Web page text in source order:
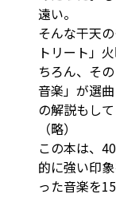
遠い。
そんな干天
トリート」
ちろん、そ
音楽」が選
の解説もして
（略）
この本は、
的に強い印
った音楽を